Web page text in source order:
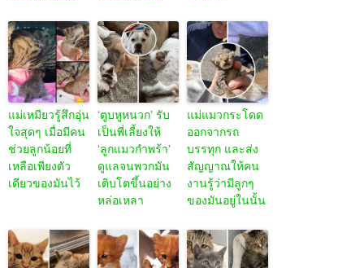
แม่เหมียวรู้สึกอุ่น
ใจสุดๆ เมื่อมีคน
ช่วยลูกน้อยที่
เหลือเพียงตัว
เดียวของมันไว้
‘ตูบหูหนวก’ รับ
เป็นพี่เลี้ยงให้
‘ลูกแมวกำพร้า’
ดูแลจนพวกมัน
เติบโตขึ้นอย่าง
หล่อเหลา
แม่แมวกระโดด
ออกจากรถ
บรรทุก และส่ง
สัญญาณให้คน
งานรู้ว่ามีลูกๆ
ของมันอยู่ในนั้น